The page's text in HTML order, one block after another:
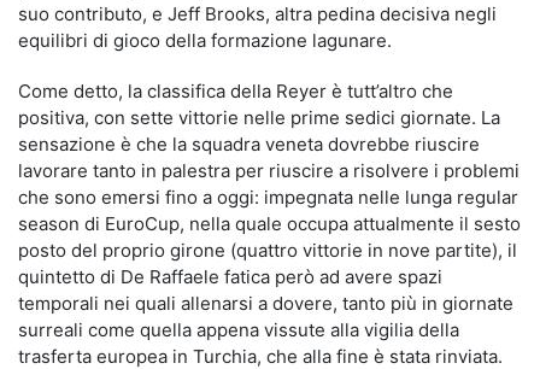
suo contributo, e Jeff Brooks, altra pedina decisiva negli
equilibri di gioco della formazione lagunare.
Come detto, la classifica della Reyer è tutt’altro che
positiva, con sette vittorie nelle prime sedici giornate. La
sensazione è che la squadra veneta dovrebbe riuscire
lavorare tanto in palestra per riuscire a risolvere i problemi
che sono emersi fino a oggi: impegnata nelle lunga regular
season di EuroCup, nella quale occupa attualmente il sesto
posto del proprio girone (quattro vittorie in nove partite), il
quintetto di De Raffaele fatica però ad avere spazi
temporali nei quali allenarsi a dovere, tanto più in giornate
surreali come quella appena vissute alla vigilia della
trasferta europea in Turchia, che alla fine è stata rinviata.